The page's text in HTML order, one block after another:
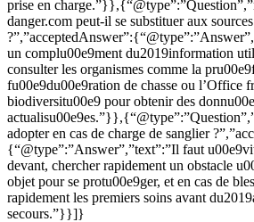
prise en
danger.com peut-il se substituer aux
un complu00e9ment du2019information
consulter les organismes comme la
fu00e9du00e9ration de chasse ou l’Office
biodiversitu00e9 pour obtenir des
adopter en cas de charge de sanglier
{“@type”:”Answer”,”text”:”Il faut
devant, chercher rapidement un obstacle
objet pour se protu00e9ger, et en cas de
rapidement les premiers soins avant
secours.”}}]}